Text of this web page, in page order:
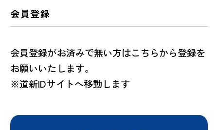
会員登録
会員登録がお済みで無い方はこちらから登録を
お願いいたします。
※道新IDサイトへ移動します